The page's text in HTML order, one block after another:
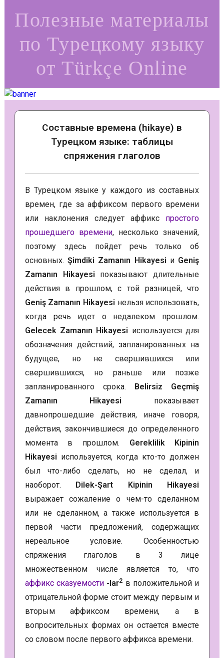
Полезные материалы
по Турецкому языку
от Türkçe Online
Составные времена (hikaye) в
Турецком языке: таблицы
спряжения глаголов
В Турецком языке у каждого из составных
времен, где за аффиксом первого времени
или наклонения следует аффикс простого
прошедшего времени, несколько значений,
поэтому здесь пойдет речь только об
основных.Şimdiki Zamanın Hikayesi и Geniş
Zamanın Hikayesi показывают длительные
действия в прошлом, с той разницей, что
Geniş Zamanın Hikayesi нельзя использовать,
когда речь идет о недалеком прошлом.
Gelecek Zamanın Hikayesi используется для
обозначения действий, запланированных на
будущее, но не свершившихся или
свершившихся, но раньше или позже
запланированного срока. Belirsiz Geçmiş
Zamanın Hikayesi показывает
давнопрошедшие действия, иначе говоря,
действия, закончившиеся до определенного
момента в прошлом. Gereklilik Kipinin
Hikayesi используется, когда кто-то должен
был что-либо сделать, но не сделал, и
наоборот. Dilek-Şart Kipinin Hikayesi
выражает сожаление о чем-то сделанном
или не сделанном, а также используется в
первой части предложений, содержащих
нереальное условие. Особенностью
спряжения глаголов в 3 лице
множественном числе является то, что
аффикс сказуемости -lar2 в положительной и
отрицательной форме стоит между первым и
вторым аффиксом времени, а в
вопросительных формах он остается вместе
со словом после первого аффикса времени.